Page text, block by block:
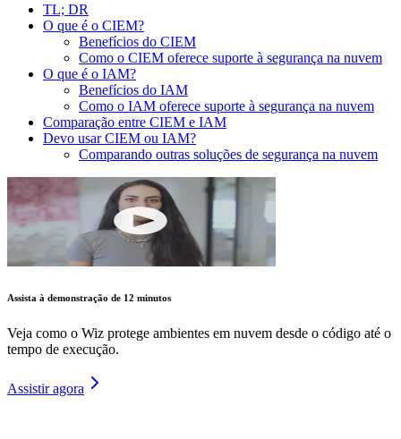
TL; DR
O que é o CIEM?
Benefícios do CIEM
Como o CIEM oferece suporte à segurança na nuvem
O que é o IAM?
Benefícios do IAM
Como o IAM oferece suporte à segurança na nuvem
Comparação entre CIEM e IAM
Devo usar CIEM ou IAM?
Comparando outras soluções de segurança na nuvem
Assista à demonstração de 12 minutos
Veja como o Wiz protege ambientes em nuvem desde o código até o
tempo de execução.
Assistir agora